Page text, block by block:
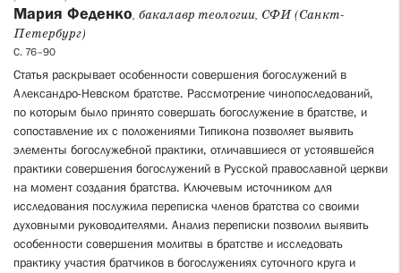
Мария Феденко, бакалавр теологии, СФИ (Санкт-
Петербург)
С. 76–90
Статья раскрывает особенности совершения богослужений в
Александро-Невском братстве. Рассмотрение чинопоследований,
по которым было принято совершать богослужение в братстве, и
сопоставление их с положениями Типикона позволяет выявить
элементы богослужебной практики, отличавшиеся от устоявшейся
практики совершения богослужений в Русской православной церкви
на момент создания братства. Ключевым источником для
исследования послужила переписка членов братства со своими
духовными руководителями. Анализ переписки позволил выявить
особенности совершения молитвы в братстве и исследовать
практику участия братчиков в богослужениях суточного круга и